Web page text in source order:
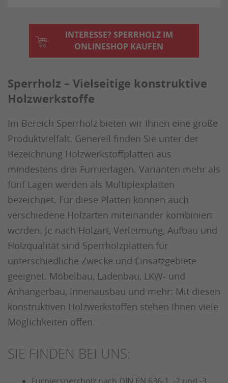
INTERESSE? SPERRHOLZ IM
ONLINESHOP KAUFEN
Sperrholz – Vielseitige konstruktive
Holzwerkstoffe
Im Bereich Sperrholz bieten wir Ihnen eine große
Produktvielfalt. Generell finden Sie unter der
Bezeichnung Holzwerkstoffplatten aus
mindestens drei Furnierlagen. Varianten mehr als
fünf Lagen werden als Multiplexplatten
bezeichnet. Für diese Platten können auch
verschiedene Holzarten miteinander kombiniert
werden. Je nach Holzart, Verleimung, Aufbau und
Holzqualität sind Sperrholzplatten für
unterschiedliche Zwecke und Einsatzgebiete
geeignet. Möbelbau, Ladenbau, LKW- und
Anhängerbau, Innenausbau und mehr: Mit diesen
konstruktiven Holzwerkstoffen stehen Ihnen viele
Möglichkeiten offen.
SIE FINDEN BEI UNS: